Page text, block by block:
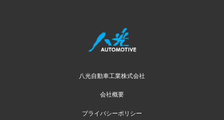
八光自動車工業株式会社
会社概要
プライバシーポリシー